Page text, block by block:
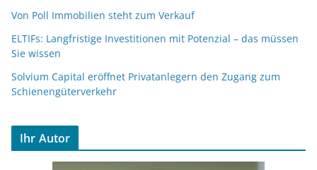
Von Poll Immobilien steht zum Verkauf
ELTIFs: Langfristige Investitionen mit Potenzial – das müssen
Sie wissen
Solvium Capital eröffnet Privatanlegern den Zugang zum
Schienengüterverkehr
Ihr Autor